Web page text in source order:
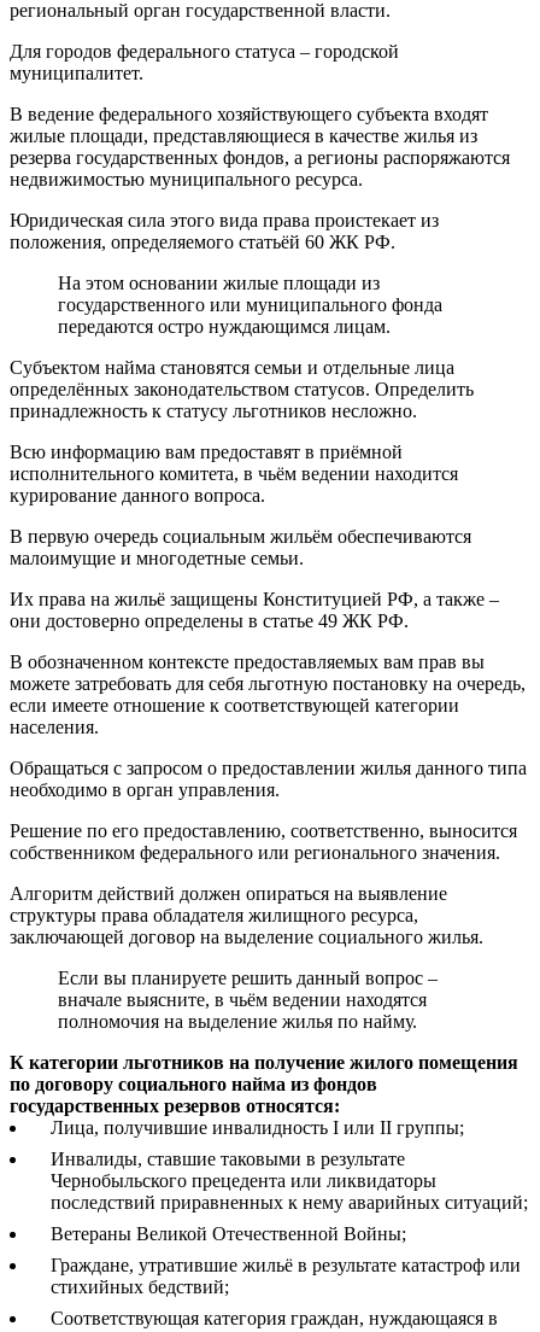
региональный орган государственной власти.
Для городов федерального статуса – городской
муниципалитет.
В ведение федерального хозяйствующего субъекта входят
жилые площади, представляющиеся в качестве жилья из
резерва государственных фондов, а регионы распоряжаются
недвижимостью муниципального ресурса.
Юридическая сила этого вида права проистекает из
положения, определяемого статьёй 60 ЖК РФ.
На этом основании жилые площади из
государственного или муниципального фонда
передаются остро нуждающимся лицам.
Субъектом найма становятся семьи и отдельные лица
определённых законодательством статусов. Определить
принадлежность к статусу льготников несложно.
Всю информацию вам предоставят в приёмной
исполнительного комитета, в чьём ведении находится
курирование данного вопроса.
В первую очередь социальным жильём обеспечиваются
малоимущие и многодетные семьи.
Их права на жильё защищены Конституцией РФ, а также –
они достоверно определены в статье 49 ЖК РФ.
В обозначенном контексте предоставляемых вам прав вы
можете затребовать для себя льготную постановку на очередь,
если имеете отношение к соответствующей категории
населения.
Обращаться с запросом о предоставлении жилья данного типа
необходимо в орган управления.
Решение по его предоставлению, соответственно, выносится
собственником федерального или регионального значения.
Алгоритм действий должен опираться на выявление
структуры права обладателя жилищного ресурса,
заключающей договор на выделение социального жилья.
Если вы планируете решить данный вопрос –
вначале выясните, в чьём ведении находятся
полномочия на выделение жилья по найму.
К категории льготников на получение жилого помещения
по договору социального найма из фондов
государственных резервов относятся:
Лица, получившие инвалидность I или II группы;
Инвалиды, ставшие таковыми в результате
Чернобыльского прецедента или ликвидаторы
последствий приравненных к нему аварийных ситуаций;
Ветераны Великой Отечественной Войны;
Граждане, утратившие жильё в результате катастроф или
стихийных бедствий;
Соответствующая категория граждан, нуждающаяся в